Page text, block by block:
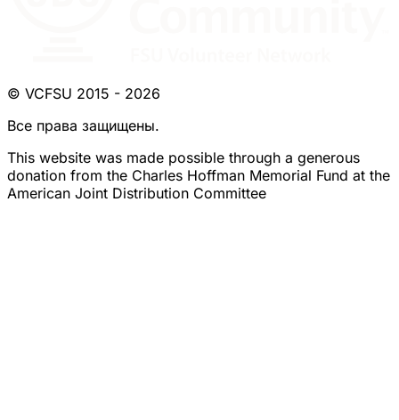
© VCFSU 2015 - 2026
Все права защищены.
This website was made possible through a generous
donation from the Charles Hoffman Memorial Fund at the
American Joint Distribution Committee